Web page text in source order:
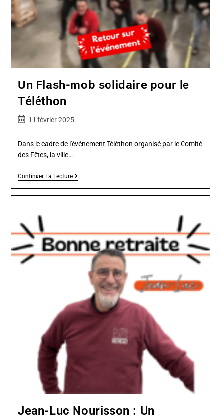
Un Flash-mob solidaire pour le
Téléthon
11 février 2025
Dans le cadre de l'événement Téléthon organisé par le Comité
des Fêtes, la ville…
Continuer La Lecture
Jean-Luc Nourisson : Un